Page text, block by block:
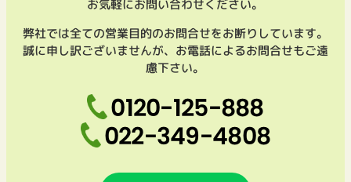
お気軽にお問い合わせください。
弊社では全ての営業目的のお問合せをお断りしています。
誠に申し訳ございませんが、お電話によるお問合せもご遠
慮下さい。
0120-125-888
022-349-4808